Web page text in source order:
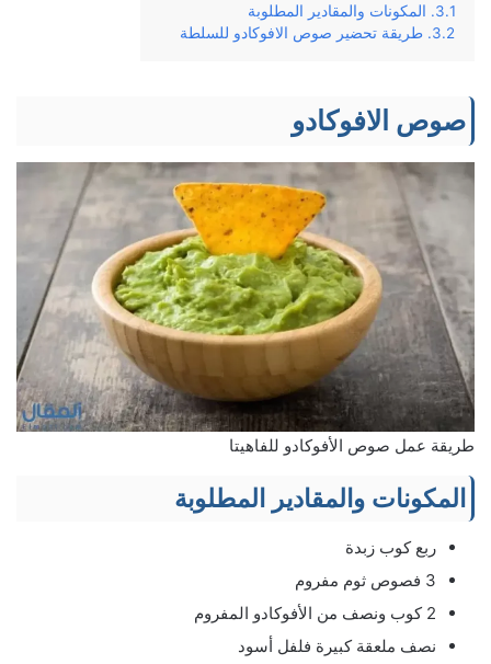
المكونات والمقادير المطلوبة
طريقة تحضير صوص الافوكادو للسلطة
صوص الافوكادو
طريقة عمل صوص الأفوكادو للفاهيتا
المكونات والمقادير المطلوبة
ربع كوب زبدة
3 فصوص ثوم مفروم
2 كوب ونصف من الأفوكادو المفروم
نصف ملعقة كبيرة فلفل أسود